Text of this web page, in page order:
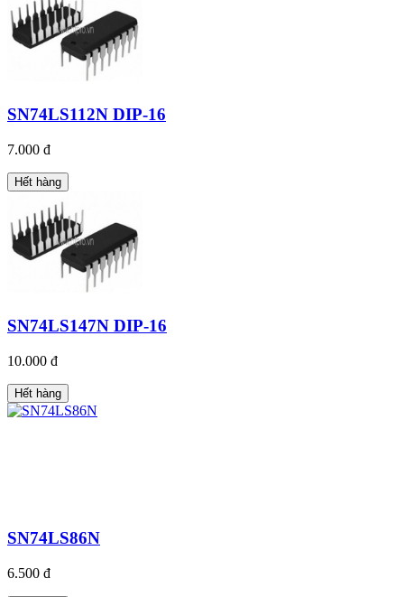
SN74LS112N DIP-16
7.000 đ
Hết hàng
SN74LS147N DIP-16
10.000 đ
Hết hàng
SN74LS86N
6.500 đ